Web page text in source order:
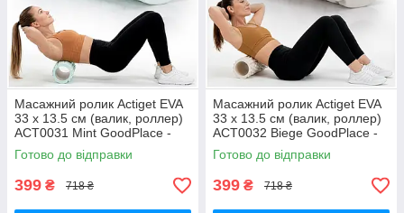
Масажний ролик Actiget EVA
33 x 13.5 см (валик, роллер)
ACT0031 Mint GoodPlace -
worry-free-shopping-
Готово до відправки
399 ₴ 718 ₴
Масажний ролик Actiget EVA
33 x 13.5 см (валик, роллер)
ACT0032 Biege GoodPlace -
worry-free-shopping-
Готово до відправки
399 ₴ 718 ₴